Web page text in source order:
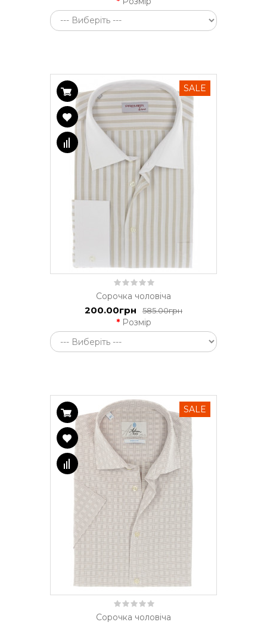
SALE
Сорочка чоловіча
200.00грн 585.00грн
Розмір
SALE
Сорочка чоловіча